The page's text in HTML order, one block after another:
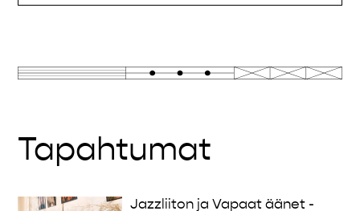
Tapahtumat
Jazzliiton ja Vapaat äänet -